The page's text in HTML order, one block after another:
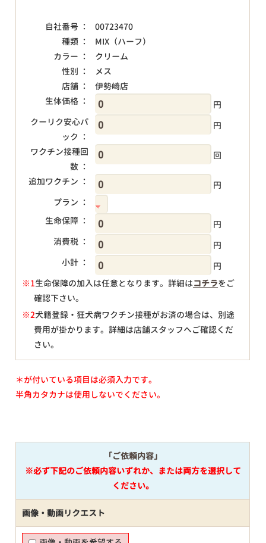
自社番号 ：
00723470
種類 ：
MIX（ハーフ）
カラー ：
クリーム
性別 ：
メス
店舗 ：
伊勢崎店
生体価格 ：
円
クーリク安心パ
ック ：
円
ワクチン接種回
数 ：
回
追加ワクチン ：
円
プラン ：
生命保障 ：
円
消費税 ：
円
小計 ：
円
※1生命保障の加入は任意となります。詳細はコチラをご
確認下さい。
※2犬籍登録・狂犬病ワクチン接種がお済の場合は、別途
費用が掛かります。詳細は店舗スタッフへご確認くだ
さい。
＊が付いている項目は必須入力です。
半角カタカナは使用しないでください。
「ご依頼内容」
※必ず下記のご依頼内容いずれか、または両方を選択して
ください。
画像・動画リクエスト